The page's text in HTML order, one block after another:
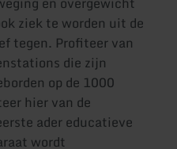
ziek te worden uit de
tegen. Profiteer van
die zijn
op de 1000
hier van de
ader educatieve
wordt